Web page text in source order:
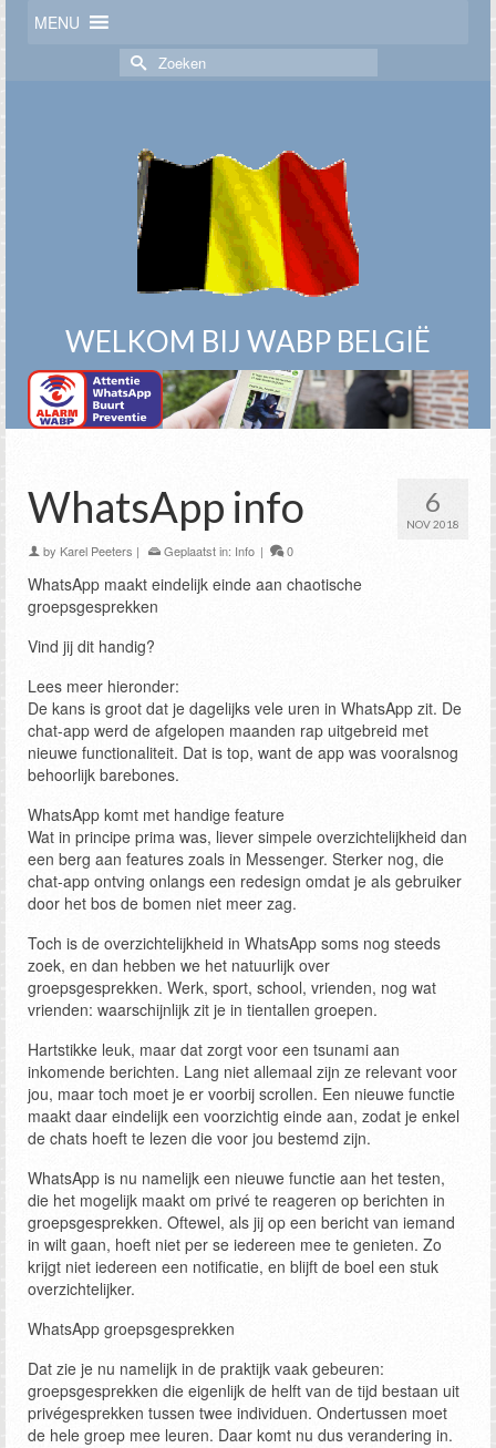
MENU
Zoek
naar:
WELKOM BIJ WABP BELGIË
6
NOV 2018
WhatsApp info
by Karel Peeters | Geplaatst in: Info | 0
WhatsApp maakt eindelijk einde aan chaotische
groepsgesprekken
Vind jij dit handig?
Lees meer hieronder:
De kans is groot dat je dagelijks vele uren in WhatsApp zit. De
chat-app werd de afgelopen maanden rap uitgebreid met
nieuwe functionaliteit. Dat is top, want de app was vooralsnog
behoorlijk barebones.
WhatsApp komt met handige feature
Wat in principe prima was, liever simpele overzichtelijkheid dan
een berg aan features zoals in Messenger. Sterker nog, die
chat-app ontving onlangs een redesign omdat je als gebruiker
door het bos de bomen niet meer zag.
Toch is de overzichtelijkheid in WhatsApp soms nog steeds
zoek, en dan hebben we het natuurlijk over
groepsgesprekken. Werk, sport, school, vrienden, nog wat
vrienden: waarschijnlijk zit je in tientallen groepen.
Hartstikke leuk, maar dat zorgt voor een tsunami aan
inkomende berichten. Lang niet allemaal zijn ze relevant voor
jou, maar toch moet je er voorbij scrollen. Een nieuwe functie
maakt daar eindelijk een voorzichtig einde aan, zodat je enkel
de chats hoeft te lezen die voor jou bestemd zijn.
WhatsApp is nu namelijk een nieuwe functie aan het testen,
die het mogelijk maakt om privé te reageren op berichten in
groepsgesprekken. Oftewel, als jij op een bericht van iemand
in wilt gaan, hoeft niet per se iedereen mee te genieten. Zo
krijgt niet iedereen een notificatie, en blijft de boel een stuk
overzichtelijker.
WhatsApp groepsgesprekken
Dat zie je nu namelijk in de praktijk vaak gebeuren:
groepsgesprekken die eigenlijk de helft van de tijd bestaan uit
privégesprekken tussen twee individuen. Ondertussen moet
de hele groep mee leuren. Daar komt nu dus verandering in.